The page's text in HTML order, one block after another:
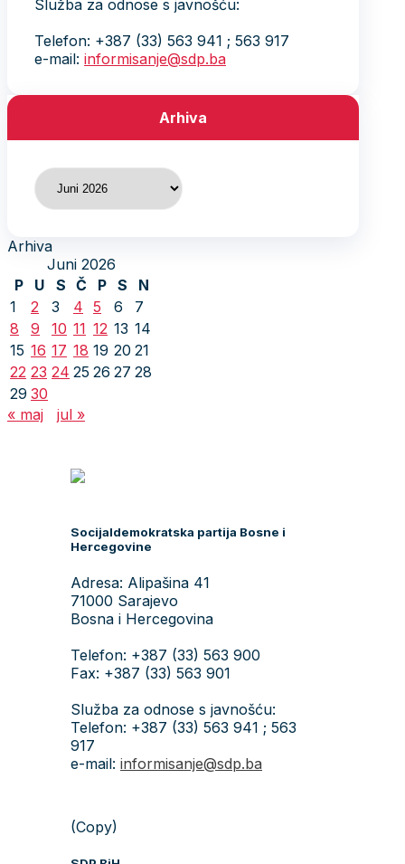
Služba za odnose s javnošću:
Telefon: +387 (33) 563 941 ; 563 917
e-mail: informisanje@sdp.ba
Arhiva
Arhiva
Arhiva
Juni 2026
P
U S Č P S
N
1
2 3 4 5 6
7
8
9 10 11 12 13 14
15 16 17 18 19 20 21
22 23 24 25 26 27 28
29 30
« maj
jul »
Socijaldemokratska partija Bosne i
Hercegovine
Adresa: Alipašina 41
71000 Sarajevo
Bosna i Hercegovina
Telefon: +387 (33) 563 900
Fax: +387 (33) 563 901
Služba za odnose s javnošću:
Telefon: +387 (33) 563 941 ; 563
917
e-mail: informisanje@sdp.ba
(Copy)